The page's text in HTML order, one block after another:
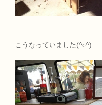
こうなっていました(^o^)